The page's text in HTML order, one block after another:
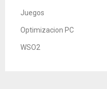
Juegos
Optimizacion PC
WSO2